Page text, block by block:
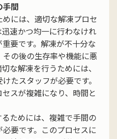
手間
には、適切な解凍プロセ
速かつ均一に行わなけれ
要です。解凍が不十分な
の後の生存率や機能に悪
な解凍を行うためには、
たスタッフが必要です。
スが複雑になり、時間と
ためには、複雑で手間の
要です。このプロセスに